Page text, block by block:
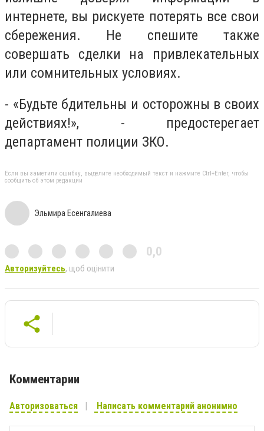
интернете, вы рискуете потерять все свои
сбережения. Не спешите также
совершать сделки на привлекательных
или сомнительных условиях.
- «Будьте бдительны и осторожны в своих
действиях!», - предостерегает
департамент полиции ЗКО.
Если вы заметили ошибку, выделите необходимый текст и нажмите Ctrl+Enter, чтобы
сообщить об этом редакции
Эльмира Есенгалиева
0,0
Авторизуйтесь, щоб оцінити
Комментарии
Авторизоваться Написать комментарий анонимно